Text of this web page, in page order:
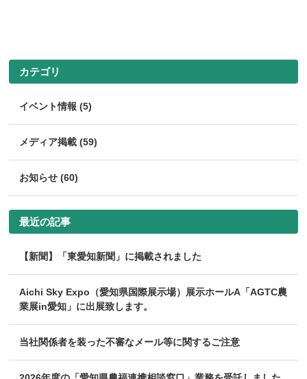
カテゴリ
イベント情報 (5)
メディア掲載 (59)
お知らせ (60)
最近の記事
【新聞】「東愛知新聞」に掲載されました
Aichi Sky Expo（愛知県国際展示場）展示ホールA「AGTC農
業展in愛知」に出展致します。
当社関係者を装った不審なメール等に関するご注意